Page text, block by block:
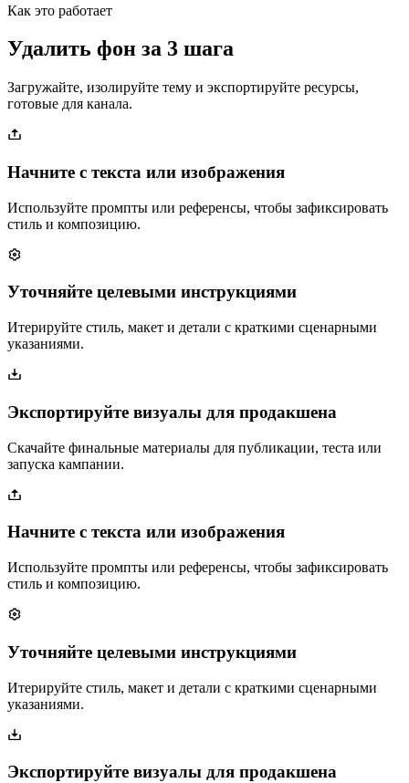
Как это работает
Удалить фон за 3 шага
Загружайте, изолируйте тему и экспортируйте ресурсы,
готовые для канала.
Начните с текста или изображения
Используйте промпты или референсы, чтобы зафиксировать
стиль и композицию.
Уточняйте целевыми инструкциями
Итерируйте стиль, макет и детали с краткими сценарными
указаниями.
Экспортируйте визуалы для продакшена
Скачайте финальные материалы для публикации, теста или
запуска кампании.
Начните с текста или изображения
Используйте промпты или референсы, чтобы зафиксировать
стиль и композицию.
Уточняйте целевыми инструкциями
Итерируйте стиль, макет и детали с краткими сценарными
указаниями.
Экспортируйте визуалы для продакшена